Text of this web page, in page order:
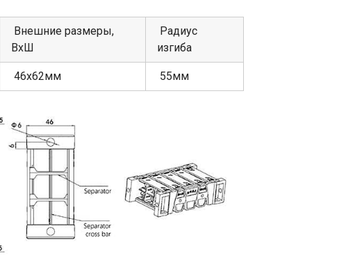
Внешние размеры,
ВхШ
Радиус
изгиба
46х62мм 55мм